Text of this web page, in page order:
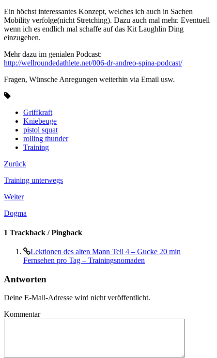
Ein höchst interessantes Konzept, welches ich auch in Sachen
Mobility verfolge(nicht Stretching). Dazu auch mal mehr. Eventuell
wenn ich es endlich mal schaffe auf das Kit Laughlin Ding
einzugehen.
Mehr dazu im genialen Podcast:
http://wellroundedathlete.net/006-dr-andreo-spina-podcast/
Fragen, Wünsche Anregungen weiterhin via Email usw.
Griffkraft
Kniebeuge
pistol squat
rolling thunder
Training
Zurück
Training unterwegs
Weiter
Dogma
1 Trackback / Pingback
Lektionen des alten Mann Teil 4 – Gucke 20 min
Fernsehen pro Tag – Trainingsnomaden
Antworten
Deine E-Mail-Adresse wird nicht veröffentlicht.
Kommentar